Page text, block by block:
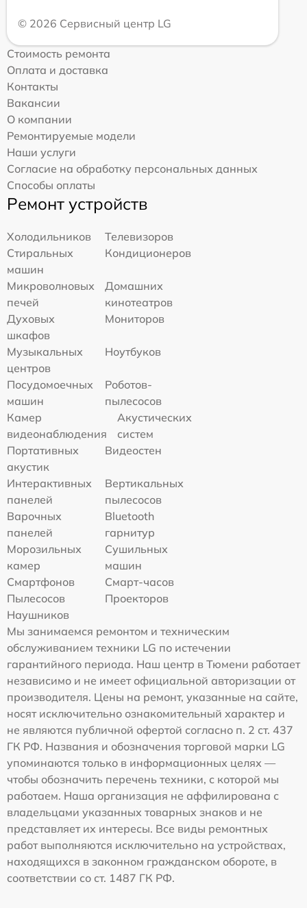
© 2026 Сервисный центр LG
Стоимость ремонта
Оплата и доставка
Контакты
Вакансии
О компании
Ремонтируемые модели
Наши услуги
Согласие на обработку персональных данных
Способы оплаты
Ремонт устройств
Холодильников
Телевизоров
Стиральных
машин
Кондиционеров
Микроволновых
печей
Домашних
кинотеатров
Духовых
шкафов
Мониторов
Музыкальных
центров
Ноутбуков
Посудомоечных
машин
Роботов-
пылесосов
Камер
видеонаблюдения
Акустических
систем
Портативных
акустик
Видеостен
Интерактивных
панелей
Вертикальных
пылесосов
Варочных
панелей
Bluetooth
гарнитур
Морозильных
камер
Сушильных
машин
Смартфонов
Смарт-часов
Пылесосов
Проекторов
Наушников
Мы занимаемся ремонтом и техническим
обслуживанием техники LG по истечении
гарантийного периода. Наш центр в Тюмени работает
независимо и не имеет официальной авторизации от
производителя. Цены на ремонт, указанные на сайте,
носят исключительно ознакомительный характер и
не являются публичной офертой согласно п. 2 ст. 437
ГК РФ. Названия и обозначения торговой марки LG
упоминаются только в информационных целях —
чтобы обозначить перечень техники, с которой мы
работаем. Наша организация не аффилирована с
владельцами указанных товарных знаков и не
представляет их интересы. Все виды ремонтных
работ выполняются исключительно на устройствах,
находящихся в законном гражданском обороте, в
соответствии со ст. 1487 ГК РФ.